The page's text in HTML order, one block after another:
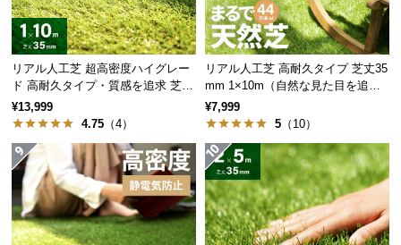
報
リアル人工芝 超高密度ハイグレー
ド 高耐久タイプ・質感を追求 芝丈
35mm 1×10m
¥13,999
4.75 （4）
リアル人工芝 高耐久タイプ 芝丈35
mm 1×10m（自然な見た目を追
求・U字ピン付属）
¥7,999
5 （10）